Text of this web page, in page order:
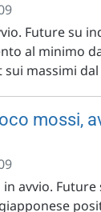
Future su
al minimo
massimi dal
mossi,
avvio.